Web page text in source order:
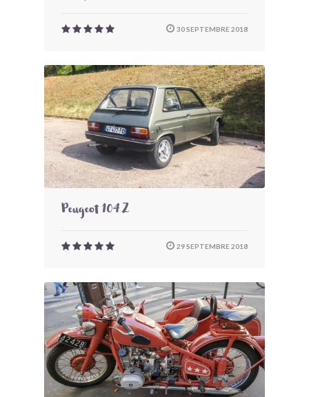
30 SEPTEMBRE 2018
Peugeot 104 Z
29 SEPTEMBRE 2018